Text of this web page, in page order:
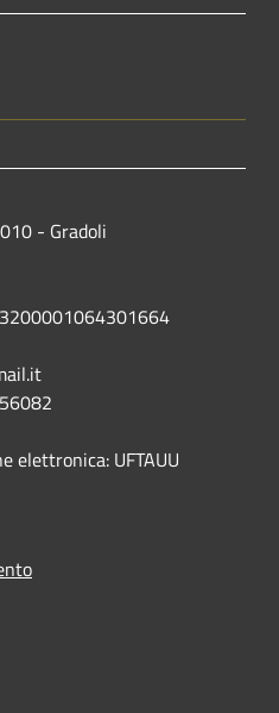
- Gradoli
elettronica: UFTAUU